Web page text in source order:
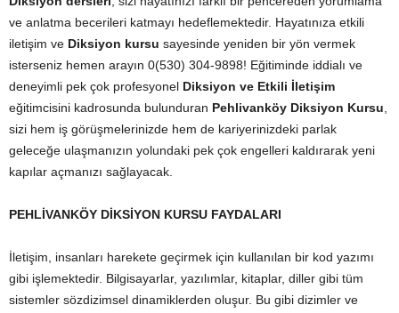
ve anlatma becerileri katmayı hedeflemektedir. Hayatınıza etkili
iletişim ve Diksiyon kursu sayesinde yeniden bir yön vermek
isterseniz hemen arayın 0(530) 304-9898! Eğitiminde iddialı ve
deneyimli pek çok profesyonel Diksiyon ve Etkili İletişim
eğitimcisini kadrosunda bulunduran Pehlivanköy Diksiyon Kursu,
sizi hem iş görüşmelerinizde hem de kariyerinizdeki parlak
geleceğe ulaşmanızın yolundaki pek çok engelleri kaldırarak yeni
kapılar açmanızı sağlayacak.
PEHLİVANKÖY DİKSİYON KURSU FAYDALARI
İletişim, insanları harekete geçirmek için kullanılan bir kod yazımı
gibi işlemektedir. Bilgisayarlar, yazılımlar, kitaplar, diller gibi tüm
sistemler sözdizimsel dinamiklerden oluşur. Bu gibi dizimler ve